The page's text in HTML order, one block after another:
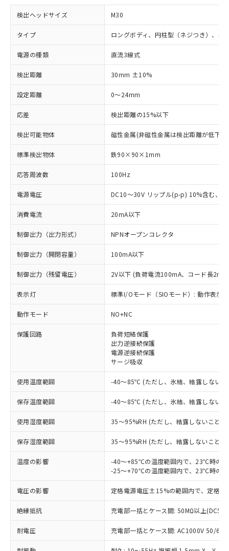
検出ヘッドサイズ M30
タイプ ロングボディ、円柱型（ネジつき）、非
電源の種類 直流3線式
検出距離 30mm ±10%
設定距離 0～24mm
応差 検出距離の15%以下
検出可能物体 磁性金属(非磁性金属は検出距離が低下し
標準検出物体 鉄90×90×1mm
応答周波数 100Hz
電源電圧 DC10～30V リップル(p-p) 10%含む、
消費電流 20mA以下
制御出力（出力形式） NPNオープンコレクタ
制御出力（開閉容量） 100mA以下
制御出力（残留電圧） 2V以下 (負荷電流100mA、コード長2m
表示灯 標準I/Oモード（SIOモード）: 動作表示
動作モード NO+NC
保護回路
負荷短絡保護
出力逆接続保護
電源逆接続保護
サージ吸収
使用温度範囲 -40～85℃ (ただし、氷結、結露しないこ
保存温度範囲 -40～85℃ (ただし、氷結、結露しないこ
使用湿度範囲 35～95%RH (ただし、結露しないこと)
保存湿度範囲 35～95%RH (ただし、結露しないこと)
温度の影響
-40～+85℃の温度範囲内で、23℃時の
-25～+70℃の温度範囲内で、23℃時の
電圧の影響 定格電源電圧±15%の範囲内で、定格
絶縁抵抗 充電部一括とケース間: 50MΩ以上
耐電圧 充電部一括とケース間: AC1000V 50/
ご利用条件
以下の条件をお読みいただき、同意のうえ
ご利用ください。
本サービスは、当社制御機器事業取扱
商品の当社在庫状況および標準価格
(税抜)を提供させていただくもので
当社制御機器事業取扱商品の中には、
本サービスの対象外となる商品もある
ことをご了承ください。
在庫状況および標準価格照会結果は、
記載している更新日時点での社内デー
※1 対応状況
対応済み：EU RoHS指令（10物質）の
非含有に対応した製品が提供可能な商品で
す。
対応予定：EU RoHS指令（10物質）の非含
有に対応した製品に切り替える予定のある
対応予定なし：EU RoHS指令（10物質）の
非含有に非対応の商品で、対応品を出す予
定はありません。
調査・確認中：EU RoHS指令（10物質）の
非含有の対応状況を調査中または確認中の
非該当品：ライセンス料など無形物で、有
仕入先様の事情により、非含有部品として
いたものが、含有品と判明した場合などや
むを得ず変更することがあります。
※1 中国RoHS○×表
「○」：最大均質材料含有率が中国RoHSの
基準値以下であることを示します。
「×」：最大均質材料含有率が中国RoHSの
「－」：未確認です。当社販売部門へお問
い合わせください。
当社は、これら貴社製品のうち、外国
為替および外国貿易法に定める商品
（以下｢規制貨物等」という）を輸出